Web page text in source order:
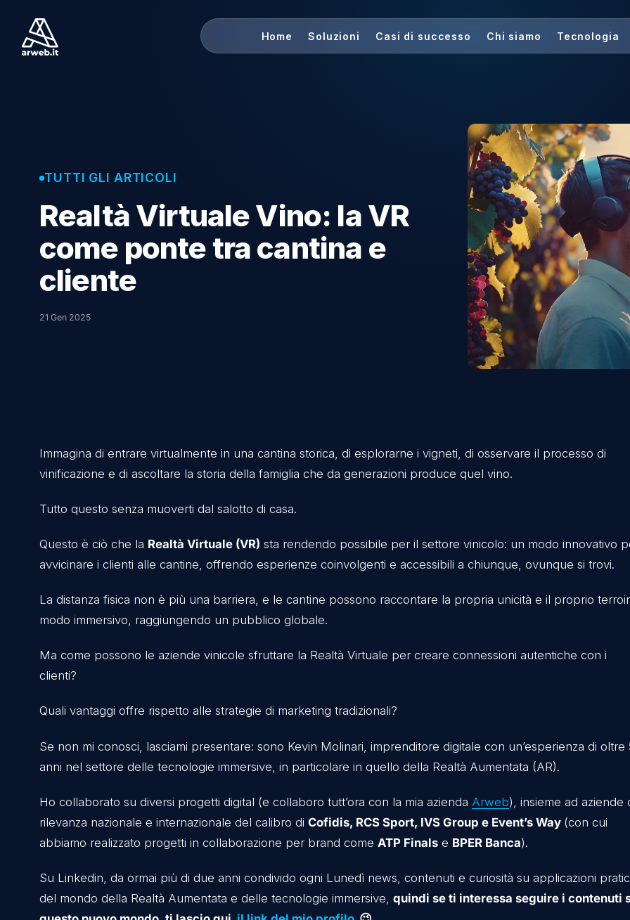
Home Soluzioni Casi di successo Chi siamo
TUTTI GLI ARTICOLI
Realtà Virtuale Vino: la VR
come ponte tra cantina e
cliente
Immagina di entrare virtualmente in una cantina storica, di esplorarne i vigneti, di osservare il
vinificazione e di ascoltare la storia della famiglia che da generazioni produce quel vino.
Questo è ciò che laRealtà Virtuale (VR)sta rendendo possibile per il settore vinicolo: un
La distanza fisica non è più una barriera, e le cantine possono raccontare la propria unicità e il
modo immersivo, raggiungendo un pubblico globale.
Ma come possono le aziende vinicole sfruttare la Realtà Virtuale per creare connessioni
clienti?
Quali vantaggi offre rispetto alle strategie di marketing tradizionali?
Se non mi conosci, lasciami presentare: sono Kevin Molinari, imprenditore digitale con
anni nel settore delle tecnologie immersive, in particolare in quello della Realtà Aumentata
Ho collaborato su diversi progetti digital (e collaboro tutt’ora con la mia azienda ),